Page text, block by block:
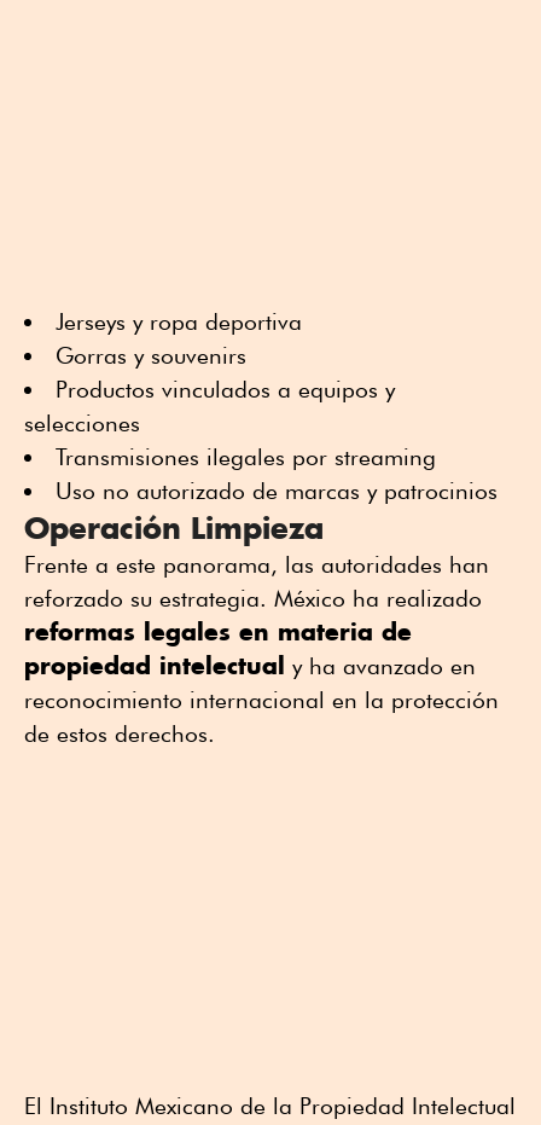
Jerseys y ropa deportiva
Gorras y souvenirs
Productos vinculados a equipos y
selecciones
Transmisiones ilegales por streaming
Uso no autorizado de marcas y patrocinios
Operación Limpieza
Frente a este panorama, las autoridades han
reforzado su estrategia. México ha realizado
reformas legales en materia de
propiedad intelectual y ha avanzado en
reconocimiento internacional en la protección
de estos derechos.
El Instituto Mexicano de la Propiedad Intelectual